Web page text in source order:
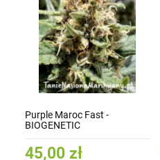
Purple Maroc Fast -
BIOGENETIC
45,00 zł